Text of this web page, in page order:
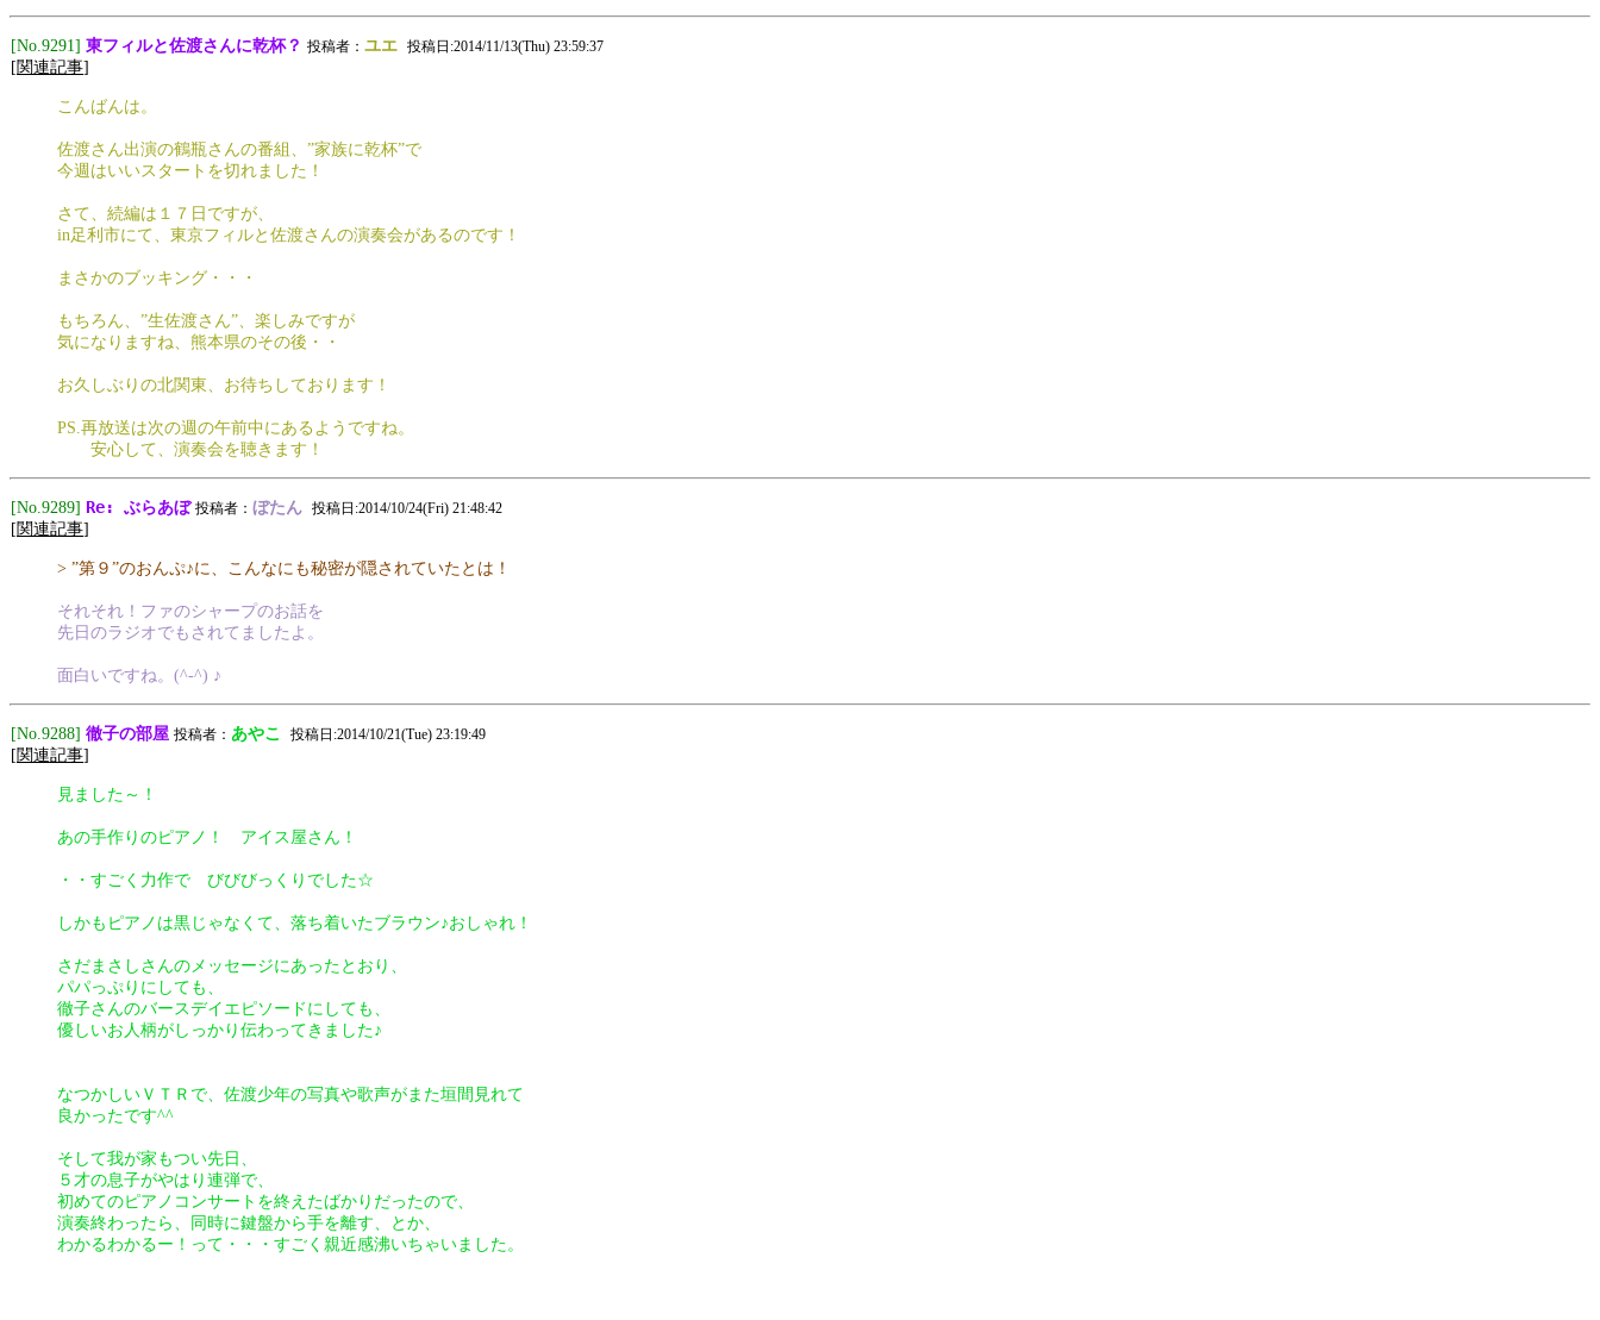
[No.9291] 東フィルと佐渡さんに乾杯？ 投稿者： ユエ 投稿日:2014/11/13(Thu) 23:59:37
[関連記事]
こんばんは。
佐渡さん出演の鶴瓶さんの番組、”家族に乾杯”で
今週はいいスタートを切れました！
さて、続編は１７日ですが、
in足利市にて、東京フィルと佐渡さんの演奏会があるのです！
まさかのブッキング・・・
もちろん、”生佐渡さん”、楽しみですが
気になりますね、熊本県のその後・・
お久しぶりの北関東、お待ちしております！
PS.再放送は次の週の午前中にあるようですね。
安心して、演奏会を聴きます！
[No.9289] Re: ぶらあぼ 投稿者： ぼたん 投稿日:2014/10/24(Fri) 21:48:42
[関連記事]
> ”第９”のおんぷ♪に、こんなにも秘密が隠されていたとは！
それそれ！ファのシャープのお話を
先日のラジオでもされてましたよ。
面白いですね。(^-^) ♪
[No.9288] 徹子の部屋 投稿者： あやこ 投稿日:2014/10/21(Tue) 23:19:49
[関連記事]
見ました～！
あの手作りのピアノ！ アイス屋さん！
・・すごく力作で びびびっくりでした☆
しかもピアノは黒じゃなくて、落ち着いたブラウン♪おしゃれ！
さだまさしさんのメッセージにあったとおり、
パパっぷりにしても、
徹子さんのバースデイエピソードにしても、
優しいお人柄がしっかり伝わってきました♪
なつかしいＶＴＲで、佐渡少年の写真や歌声がまた垣間見れて
良かったです^^
そして我が家もつい先日、
５才の息子がやはり連弾で、
初めてのピアノコンサートを終えたばかりだったので、
演奏終わったら、同時に鍵盤から手を離す、とか、
わかるわかるー！って・・・すごく親近感沸いちゃいました。